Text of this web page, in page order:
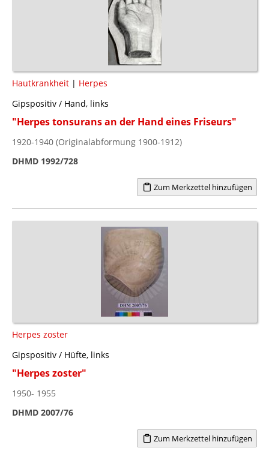
Hautkrankheit | Herpes
Gipspositiv / Hand, links
"Herpes tonsurans an der Hand eines Friseurs"
1920-1940 (Originalabformung 1900-1912)
DHMD 1992/728
Zum Merkzettel hinzufügen
Herpes zoster
Gipspositiv / Hüfte, links
"Herpes zoster"
1950- 1955
DHMD 2007/76
Zum Merkzettel hinzufügen